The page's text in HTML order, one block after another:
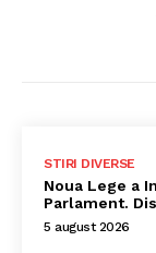
STIRI DIVERSE
Noua Lege a
Parlament.
5 august 2026